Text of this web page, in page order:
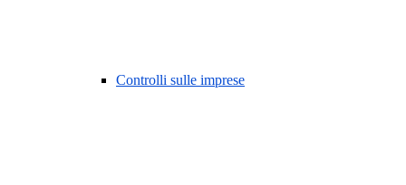
Controlli sulle imprese